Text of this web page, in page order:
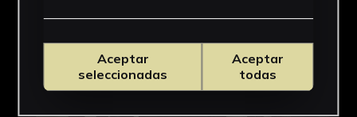
Aceptar
seleccionadas
Aceptar
todas